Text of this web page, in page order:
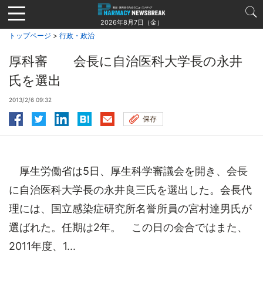
Jump
to
navigation
2026年8月7日（金）
トップページ > 行政・政治
厚科審 会長に自治医科大学長の永井
氏を選出
2013/2/6 09:32
保存
厚生労働省は5日、厚生科学審議会を開き、会長
に自治医科大学長の永井良三氏を選出した。会長代
理には、国立感染症研究所名誉所員の宮村達男氏が
選ばれた。任期は2年。 この日の会合ではまた、
2011年度、1...